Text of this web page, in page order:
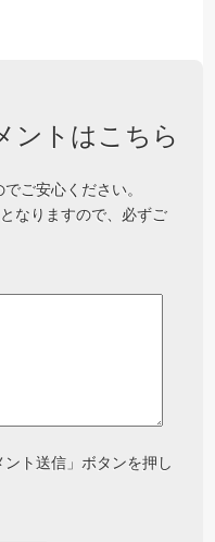
ントはこちら
ご安心ください。
なりますので、必ずご
ト送信」ボタンを押し